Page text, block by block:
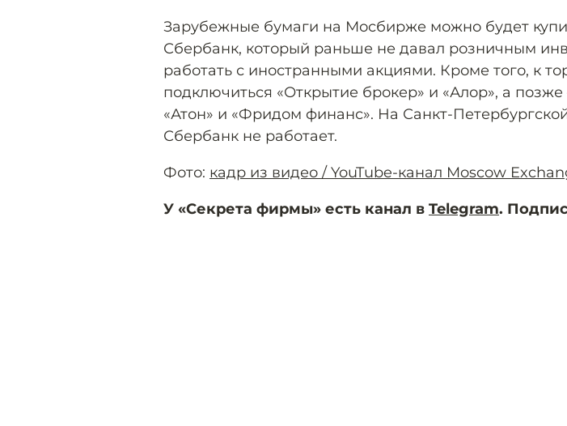
Зарубежные бумаги на Мосбирже можно будет
Сбербанк, который раньше не давал розничным
работать с иностранными акциями. Кроме того, к
подключиться «Открытие брокер» и «Алор», а
«Атон» и «Фридом финанс». На Санкт-
Сбербанк не работает.
Фото: кадр из видео / YouTube-канал Moscow
У «Секрета фирмы» есть канал в Telegram.